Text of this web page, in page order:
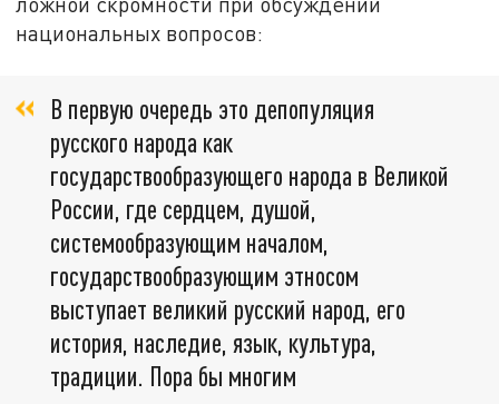
национальных вопросов:
В первую очередь это депопуляция
русского народа как
государствообразующего народа в Великой
России, где сердцем, душой,
системообразующим началом,
государствообразующим этносом
выступает великий русский народ, его
история, наследие, язык, культура,
традиции. Пора бы многим